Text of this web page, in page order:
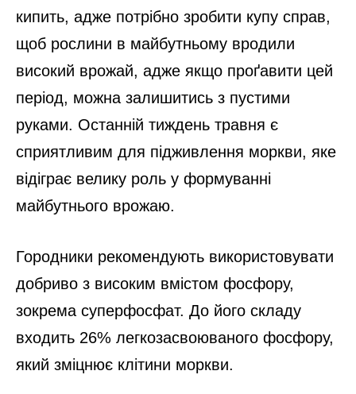
кипить, адже потрібно зробити купу справ,
щоб рослини в майбутньому вродили
високий врожай, адже якщо проґавити цей
період, можна залишитись з пустими
руками. Останній тиждень травня є
сприятливим для підживлення моркви, яке
відіграє велику роль у формуванні
майбутнього врожаю.
Городники рекомендують використовувати
добриво з високим вмістом фосфору,
зокрема суперфосфат. До його складу
входить 26% легкозасвоюваного фосфору,
який зміцнює клітини моркви.